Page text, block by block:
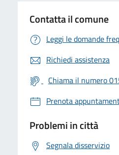
Contatta il comune
Leggi le domande
Richiedi assistenza
Chiama il numero
Prenota
Problemi in città
Segnala disservizio